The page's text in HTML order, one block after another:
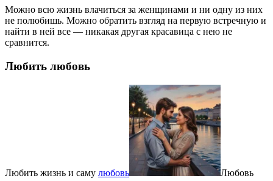
Можно всю жизнь влачиться за женщинами и ни одну из них
не полюбишь. Можно обратить взгляд на первую встречную и
найти в ней все — никакая другая красавица с нею не
сравнится.
Любить любовь
Любить жизнь и саму любовь
Любовь